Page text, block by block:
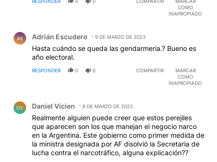
COMO
INAPROPIADO
AE Adrián Escudero 9 DE MARZO DE 2023
Hasta cuándo se queda las gendarmeria.? Bueno es
año electoral.
RESPONDER 0 0 COMPARTIR
MARCAR
COMO
INAPROPIADO
DV Daniel Vicien 9 DE MARZO DE 2023
Realmente alguien puede creer que estos perejiles
que aparecen son los que manejan el negocio narco
en la Argentina. Este gobierno como primer medida de
la ministra designada por AF disolvió la Secretaria de
lucha contra el narcotráfico, alguna explicación??